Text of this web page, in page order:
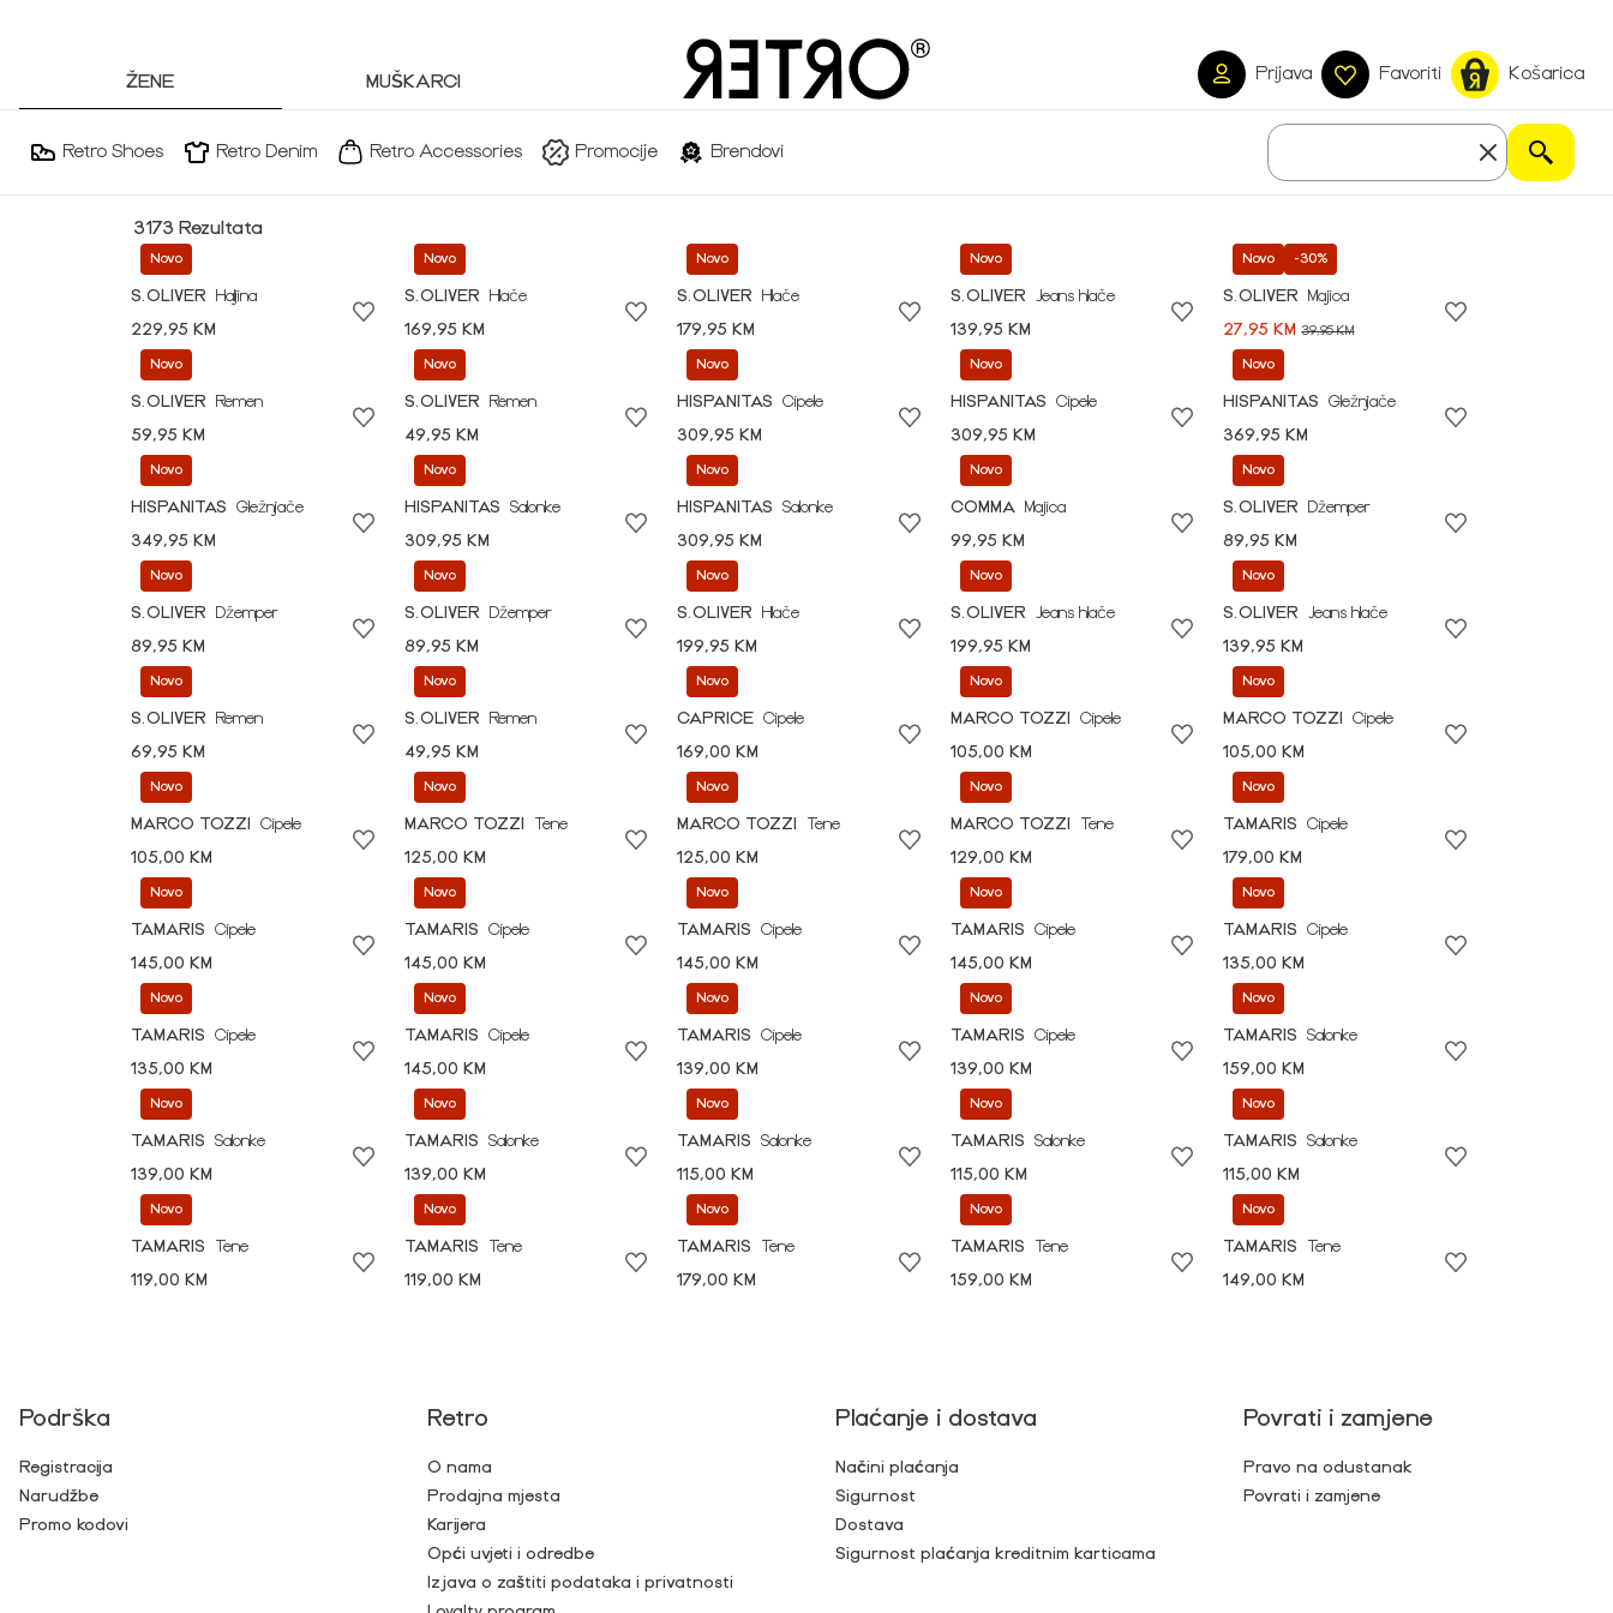
ŽENE MUŠKARCI Prijava Favoriti Košarica
Retro Shoes Retro Denim Retro Accessories Promocije Brendovi
3173 Rezultata
Novo
S.OLIVER
Haljina
229,95 KM
Novo
S.OLIVER
Hlače
169,95 KM
Novo
S.OLIVER
Hlače
179,95 KM
Novo
S.OLIVER
Jeans hlače
139,95 KM
Novo -30%
S.OLIVER
Majica
27,95 KM39,95 KM
Novo
S.OLIVER
Remen
59,95 KM
Novo
S.OLIVER
Remen
49,95 KM
Novo
HISPANITAS
Cipele
309,95 KM
Novo
HISPANITAS
Cipele
309,95 KM
Novo
HISPANITAS
Gležnjače
369,95 KM
Novo
HISPANITAS
Gležnjače
349,95 KM
Novo
HISPANITAS
Salonke
309,95 KM
Novo
HISPANITAS
Salonke
309,95 KM
Novo
COMMA
Majica
99,95 KM
Novo
S.OLIVER
Džemper
89,95 KM
Novo
S.OLIVER
Džemper
89,95 KM
Novo
S.OLIVER
Džemper
89,95 KM
Novo
S.OLIVER
Hlače
199,95 KM
Novo
S.OLIVER
Jeans hlače
199,95 KM
Novo
S.OLIVER
Jeans hlače
139,95 KM
Novo
S.OLIVER
Remen
69,95 KM
Novo
S.OLIVER
Remen
49,95 KM
Novo
CAPRICE Cipele
169,00 KM
Novo
MARCO TOZZI
Cipele
105,00 KM
Novo
MARCO TOZZI
Cipele
105,00 KM
Novo
MARCO TOZZI
Cipele
105,00 KM
Novo
MARCO TOZZI
Tene
125,00 KM
Novo
MARCO TOZZI
Tene
125,00 KM
Novo
MARCO TOZZI
Tene
129,00 KM
Novo
TAMARIS
Cipele
179,00 KM
Novo
TAMARIS
Cipele
145,00 KM
Novo
TAMARIS
Cipele
145,00 KM
Novo
TAMARIS
Cipele
145,00 KM
Novo
TAMARIS
Cipele
145,00 KM
Novo
TAMARIS
Cipele
135,00 KM
Novo
TAMARIS
Cipele
135,00 KM
Novo
TAMARIS
Cipele
145,00 KM
Novo
TAMARIS
Cipele
139,00 KM
Novo
TAMARIS
Cipele
139,00 KM
Novo
TAMARIS
Salonke
159,00 KM
Novo
TAMARIS
Salonke
139,00 KM
Novo
TAMARIS
Salonke
139,00 KM
Novo
TAMARIS
Salonke
115,00 KM
Novo
TAMARIS
Salonke
115,00 KM
Novo
TAMARIS
Salonke
115,00 KM
Novo
TAMARIS
Tene
119,00 KM
Novo
TAMARIS
Tene
119,00 KM
Novo
TAMARIS
Tene
179,00 KM
Novo
TAMARIS
Tene
159,00 KM
Novo
TAMARIS
Tene
149,00 KM
Podrška
Registracija
Narudžbe
Promo kodovi
Retro
O nama
Prodajna mjesta
Karijera
Opći uvjeti i odredbe
Izjava o zaštiti podataka i privatnosti
Plaćanje i dostava
Načini plaćanja
Sigurnost
Dostava
Sigurnost plaćanja kreditnim karticama
Povrati i zamjene
Pravo na odustanak
Povrati i zamjene